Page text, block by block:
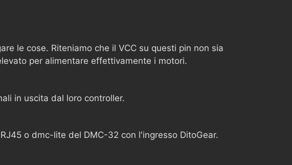
le cose. Riteniamo che il VCC su questi pin non sia
per alimentare effettivamente i motori.
in uscita dal loro controller.
o dmc-lite del DMC-32 con l'ingresso DitoGear.